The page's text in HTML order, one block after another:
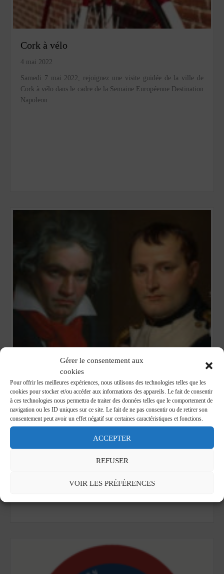
Gérer le consentement aux
cookies
Pour offrir les meilleures expériences, nous utilisons des technologies telles que les
cookies pour stocker et/ou accéder aux informations des appareils. Le fait de consentir
à ces technologies nous permettra de traiter des données telles que le comportement de
navigation ou les ID uniques sur ce site. Le fait de ne pas consentir ou de retirer son
consentement peut avoir un effet négatif sur certaines caractéristiques et fonctions.
ACCEPTER
REFUSER
VOIR LES PRÉFÉRENCES
Cork à vélo
4 mai 2022
Samedi 7 mai 2022, rejoignez une visite guidée de la ville de
Cork à vélo dans le cadre de la Semaine Européenne Destination
Napoleon.
L’Eroica de Beethoven
31 mars 2022
Vendredi 1er avril, Milan.
Premier événement symbolique de clôture du bicentenaire de la